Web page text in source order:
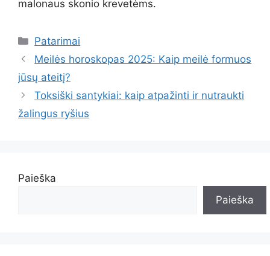
malonaus skonio krevetėms.
Kategorijos
Patarimai
Meilės horoskopas 2025: Kaip meilė formuos
jūsų ateitį?
Toksiški santykiai: kaip atpažinti ir nutraukti
žalingus ryšius
Paieška
Paieška